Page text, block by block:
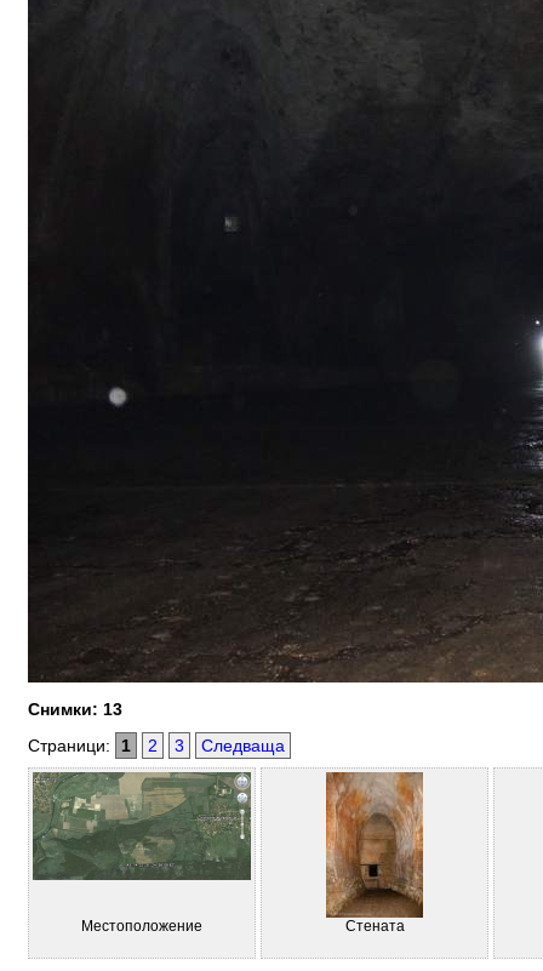
Снимки: 13
Страници:
1 2 3 Следваща
Местоположение Стената